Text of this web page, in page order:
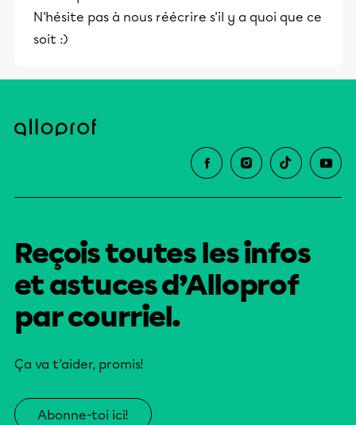
N'hésite pas à nous réécrire s'il y a quoi que ce
soit :)
Reçois toutes les infos
et astuces d’Alloprof
par courriel.
Ça va t’aider, promis!
Abonne-toi ici!